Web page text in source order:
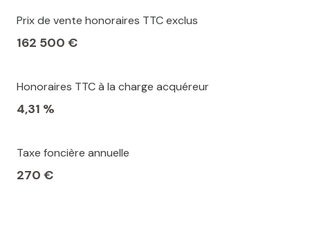
Prix de vente honoraires TTC exclus
162 500 €
Honoraires TTC à la charge acquéreur
4,31 %
Taxe foncière annuelle
270 €